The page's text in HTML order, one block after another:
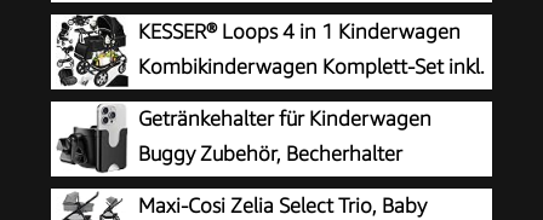
Geburt bis 22 kg, 2x Tablett mit
Getränkehalter, Einhändig Klein
Zusammenklappbar, Tasche im Verdeck, XL Korb
KESSER® Loops 4 in 1 Kinderwagen
Kombikinderwagen Komplett-Set inkl.
Babywanne & Buggy Sportsitz & Auto-
Babyschale Voll-Gummireifen Wickeltasche
Regenschutz Kindertisch ECE R129,
Schwarz/Schwarz
Getränkehalter für Kinderwagen
Buggy Zubehör, Becherhalter
Kinderwagen
Maxi-Cosi Zelia Select Trio, Baby